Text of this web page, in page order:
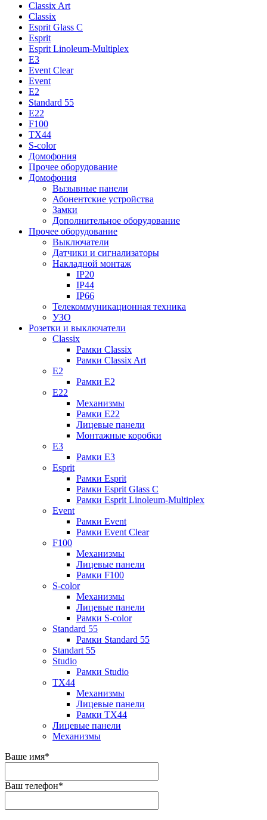
Classix Art
Classix
Esprit Glass C
Esprit
Esprit Linoleum-Multiplex
E3
Event Clear
Event
E2
Standard 55
E22
F100
TX44
S-color
Домофония
Прочее оборудование
Домофония
Вызывные панели
Абонентские устройства
Замки
Дополнительное оборудование
Прочее оборудование
Выключатели
Датчики и сигнализаторы
Накладной монтаж
IP20
IP44
IP66
Телекоммуникационная техника
УЗО
Розетки и выключатели
Classix
Рамки Classix
Рамки Classix Art
E2
Рамки E2
E22
Механизмы
Рамки E22
Лицевые панели
Монтажные коробки
E3
Рамки E3
Esprit
Рамки Esprit
Рамки Esprit Glass C
Рамки Esprit Linoleum-Multiplex
Event
Рамки Event
Рамки Event Clear
F100
Механизмы
Лицевые панели
Рамки F100
S-color
Механизмы
Лицевые панели
Рамки S-color
Standard 55
Рамки Standard 55
Standart 55
Studio
Рамки Studio
TX44
Механизмы
Лицевые панели
Рамки TX44
Лицевые панели
Механизмы
Ваше имя*
Ваш телефон*